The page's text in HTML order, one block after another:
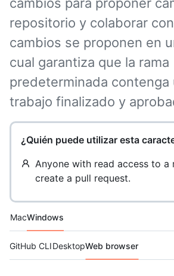
repositorio y colaborar
cambios se proponen en
cual garantiza que la rama
predeterminada contenga
trabajo finalizado y
¿Quién puede utilizar esta
Anyone with read access to a
create a pull request.
Platform navigation
MacWindows
Tool navigation
GitHub CLIDesktopWeb browser